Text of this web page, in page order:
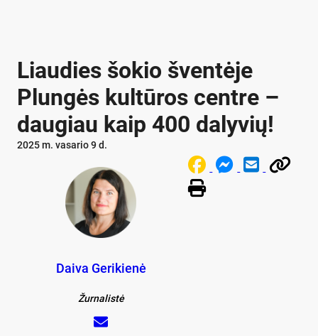
Liaudies šokio šventėje
Plungės kultūros centre –
daugiau kaip 400 dalyvių!
2025 m. vasario 9 d.
Daiva Gerikienė
Žurnalistė